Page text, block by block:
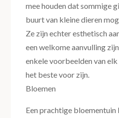
mee houden dat sommige
buurt van kleine dieren
Ze zijn echter esthetisch
een welkome aanvulling
enkele voorbeelden van
het beste voor zijn.
Bloemen
Een prachtige bloementuin